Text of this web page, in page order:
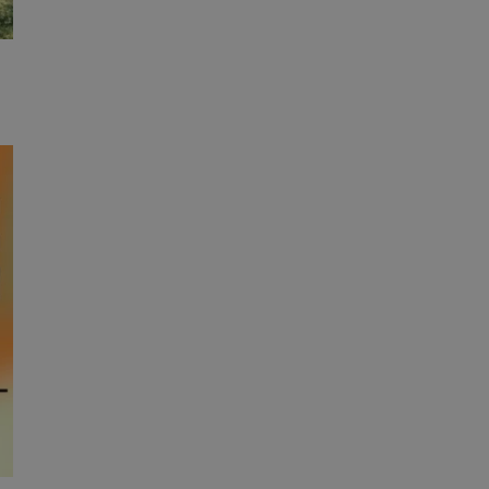
sesji.
uwierzytelniania
jak
o zgodzie
Rejestruje
i ustawień
w kolejnych
musi ponownie
wygodę i
Cookie-
dotyczących
to konieczne,
poprawnie.